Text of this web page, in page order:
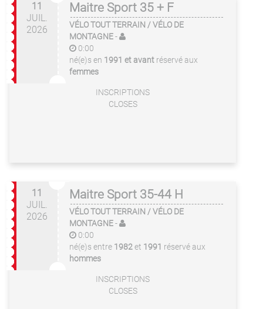
11
JUIL.
2026
Maitre Sport 35 + F
VÉLO TOUT TERRAIN / VÉLO DE
MONTAGNE-
0:00
né(e)s en 1991 et avant réservé aux
femmes
INSCRIPTIONS
CLOSES
11
JUIL.
2026
Maitre Sport 35-44 H
VÉLO TOUT TERRAIN / VÉLO DE
MONTAGNE-
0:00
né(e)s entre 1982et 1991 réservé aux
hommes
INSCRIPTIONS
CLOSES